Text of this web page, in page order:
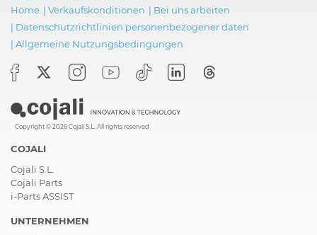
Home | Verkaufskonditionen | Bei uns arbeiten
| Datenschutzrichtlinien personenbezogener daten
| Allgemeine Nutzungsbedingungen
Copyright © 2026 Cojali S.L. All rights reserved
COJALI
Cojali S.L.
Cojali Parts
i-Parts ASSIST
UNTERNEHMEN